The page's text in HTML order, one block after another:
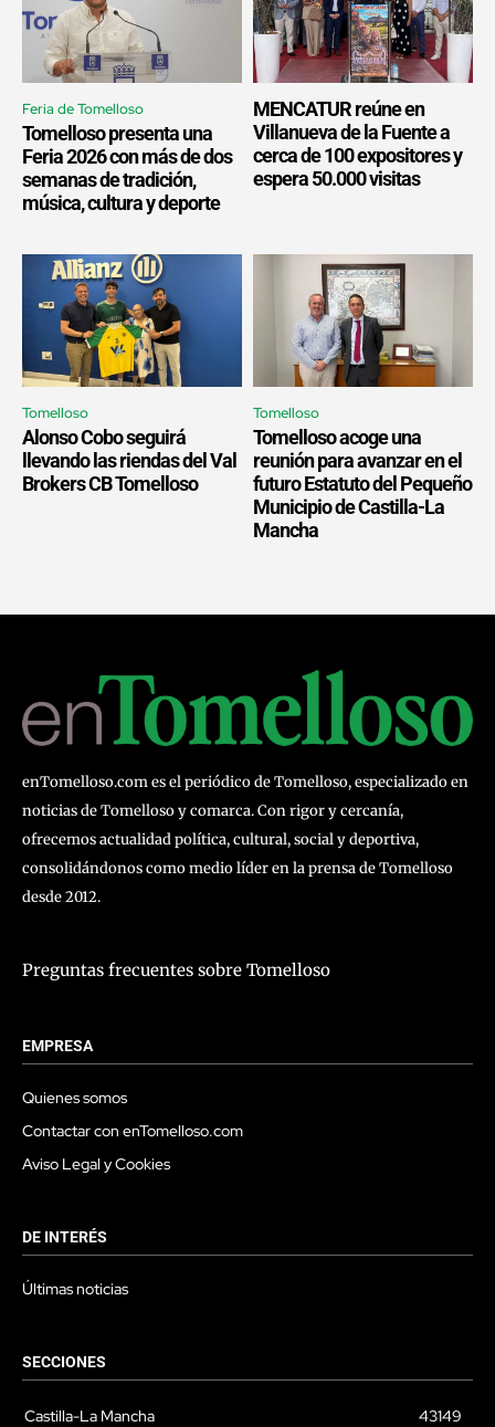
Feria de Tomelloso
Tomelloso presenta una
Feria 2026 con más de dos
semanas de tradición,
música, cultura y deporte
MENCATUR reúne en
Villanueva de la Fuente a
cerca de 100 expositores y
espera 50.000 visitas
Tomelloso
Alonso Cobo seguirá
llevando las riendas del Val
Brokers CB Tomelloso
Tomelloso
Tomelloso acoge una
reunión para avanzar en el
futuro Estatuto del Pequeño
Municipio de Castilla-La
Mancha
enTomelloso.com es el periódico de Tomelloso, especializado en
noticias de Tomelloso y comarca. Con rigor y cercanía,
ofrecemos actualidad política, cultural, social y deportiva,
consolidándonos como medio líder en la prensa de Tomelloso
desde 2012.
Preguntas frecuentes sobre Tomelloso
EMPRESA
Quienes somos
Contactar con enTomelloso.com
Aviso Legal y Cookies
DE INTERÉS
Últimas noticias
SECCIONES
Castilla-La Mancha 43149